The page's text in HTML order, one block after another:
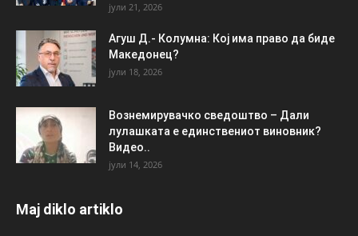
јули 21, 2026
Агуш Д.- Колумна: Кој има право да биде
Македонец?
јули 18, 2026
Вознемирувачко сведоштво – Дали
лулашката е единствениот виновник?
Видео..
јули 14, 2026
Maj diklo artiklo